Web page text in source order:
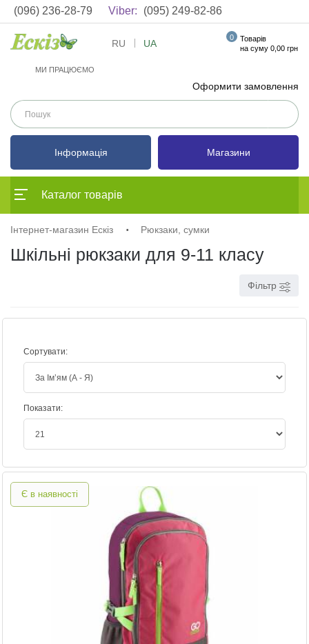
(096) 236-28-79 Viber: (095) 249-82-86
МИ ПРАЦЮЄМО
Оформити замовлення
RU UA Товарів
0
на суму 0,00 грн
Інформація Магазини
Каталог товарів
Інтернет-магазин Ескіз Рюкзаки, сумки
Шкільні рюкзаки для 9-11 класу
Фільтр
Сортувати:
Показати:
Є в наявності